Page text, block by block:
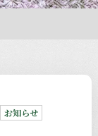
お知らせ